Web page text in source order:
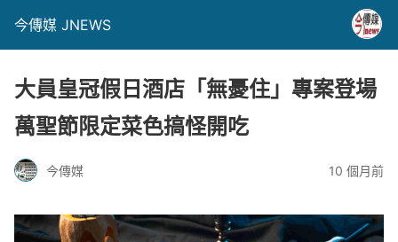
今傳媒 JNEWS
大員皇冠假日酒店「無憂住」專案登場
萬聖節限定菜色搞怪開吃
今傳媒 10 個月前